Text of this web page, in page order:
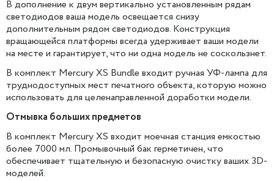
В дополнение к двум вертикально установленным рядам
светодиодов ваша модель освещается снизу
дополнительным рядом светодиодов. Конструкция
вращающейся платформы всегда удерживает ваши модели
на месте и гарантирует, что ни одна модель не соскользнет.
В комплект Mercury XS Bundle входит ручная УФ-лампа для
труднодоступных мест печатного объекта, которую можно
использовать для целенаправленной доработки модели.
Отмывка больших предметов
В комплект Mercury XS входит моечная станция емкостью
более 7000 мл. Промывочный бак герметичен, что
обеспечивает тщательную и безопасную очистку ваших 3D-
моделей.